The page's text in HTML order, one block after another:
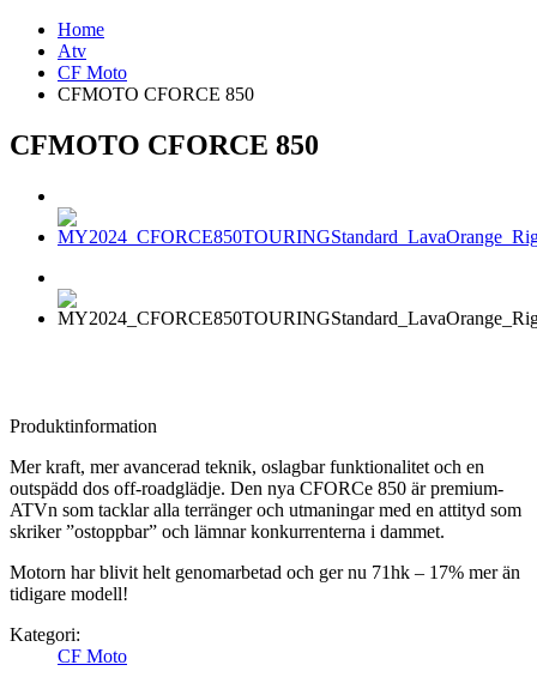
Home
Atv
CF Moto
CFMOTO CFORCE 850
CFMOTO CFORCE 850
Produktinformation
Mer kraft, mer avancerad teknik, oslagbar funktionalitet och en
outspädd dos off-roadglädje. Den nya CFORCe 850 är premium-
ATVn som tacklar alla terränger och utmaningar med en attityd som
skriker ”ostoppbar” och lämnar konkurrenterna i dammet.
Motorn har blivit helt genomarbetad och ger nu 71hk – 17% mer än
tidigare modell!
Kategori:
CF Moto